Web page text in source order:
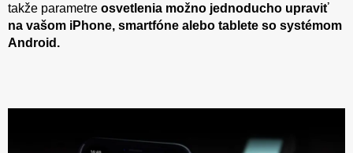
takže parametre osvetlenia možno jednoducho upraviť
na vašom iPhone, smartfóne alebo tablete so systémom
Android.